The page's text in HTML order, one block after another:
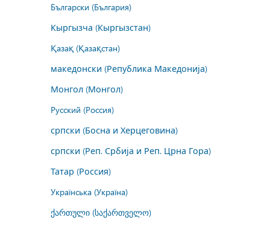
Български (България)
Кыргызча (Кыргызстан)
Қазақ (Қазақстан)
македонски (Република Македонија)
Монгол (Монгол)
Русский (Россия)
српски (Босна и Херцеговина)
српски (Реп. Србија и Реп. Црна Гора)
Татар (Россия)
Українська (Україна)
ქართული (საქართველო)